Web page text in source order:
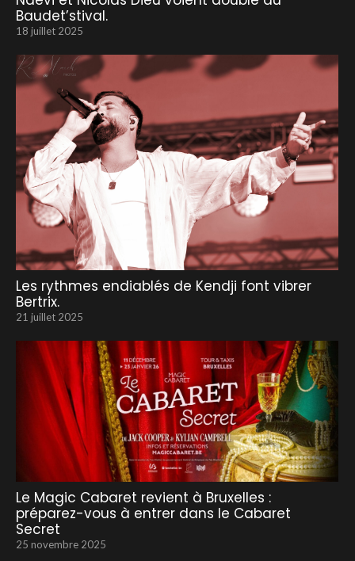
Baudet’stival.
18 juillet 2025
Les rythmes endiablés de Kendji font vibrer
Bertrix.
21 juillet 2025
Le Magic Cabaret revient à Bruxelles :
préparez-vous à entrer dans le Cabaret
Secret
25 novembre 2025